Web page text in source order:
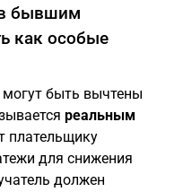
бывшим
как особые
быть вычтены
реальным
плательщику
для снижения
должен